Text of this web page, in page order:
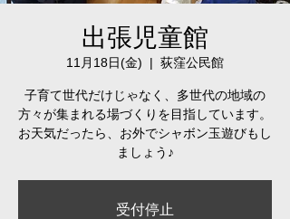
出張児童館
11月18日(金)
  |
荻窪公民館
子育て世代だけじゃなく、多世代の地域の
方々が集まれる場づくりを目指しています。
お天気だったら、お外でシャボン玉遊びもし
ましょう♪
受付停止